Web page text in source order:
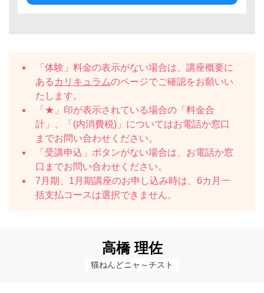
「体験」料金の表示がない場合は、講座概要に
ある カリキュラムのページでご確認をお願いい
たします。
「★」印が表示されている場合の「料金合
計」、「(内消費税)」についてはお電話か窓口
までお問い合わせください。
「受講申込」ボタンがない場合は、お電話か窓
口までお問い合わせください。
7月期、1月期講座のお申し込み時は、6カ月一
括支払コースは選択できません。
高橋 理佐
猫ねんどニャ～チスト